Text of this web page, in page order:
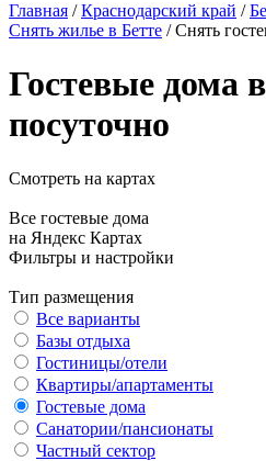
Главная /Краснодарский край /
Снять жилье в Бетте / Снять
Гостевые дома
посуточно
Смотреть на картах
Все гостевые дома
на Яндекс Картах
Фильтры и настройки
Тип размещения
Все варианты
Базы отдыха
Гостиницы/отели
Квартиры/апартаменты
Гостевые дома
Санатории/пансионаты
Частный сектор